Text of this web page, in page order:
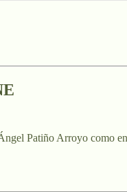
Patiño Arroyo como